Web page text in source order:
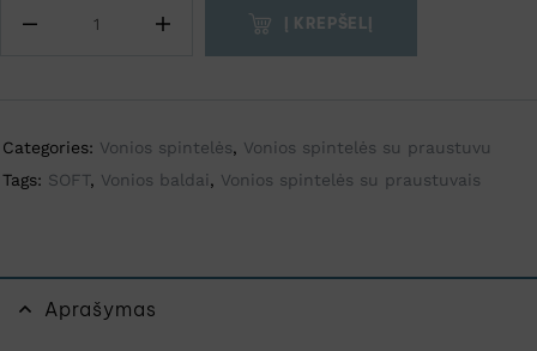
Į KREPŠELĮ
Categories: Vonios spintelės, Vonios spintelės su praustuvu
Tags: SOFT, Vonios baldai, Vonios spintelės su praustuvais
Aprašymas